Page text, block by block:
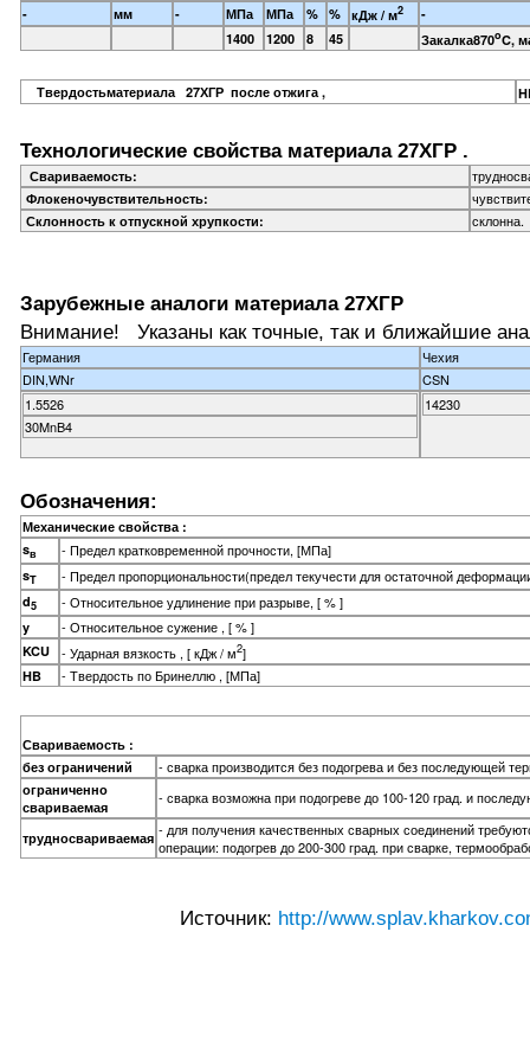
-
мм - МПа МПа % % кДж / м2
-
1400
1200 8 45 Закалка870oC,
Твердостьматериала 27ХГР после отжига ,
Технологические свойства материала 27ХГР .
Свариваемость:
Флокеночувствительность:
Склонность к отпускной хрупкости: склонна.
Зарубежные аналоги материала 27ХГР
Внимание! Указаны как точные, так и ближайшие
Германия
Чехия
DIN,WNr
CSN
1.5526
30MnB4
14230
Обозначения:
Механические свойства :
sв - Предел кратковременной прочности, [МПа]
sT - Предел пропорциональности(предел текучести для остаточной
d5 - Относительное удлинение при разрыве, [ % ]
y - Относительное сужение , [ % ]
KCU - Ударная вязкость , [ кДж / м2]
HB - Твердость по Бринеллю , [МПа]
Свариваемость :
без ограничений
- сварка производится без подогрева и без последующей
ограниченно
свариваемая
- сварка возможна при подогреве до 100-120 град. и
трудносвариваемая - для получения качественных сварных соединений
операции: подогрев до 200-300 град. при сварке,
Источник: http://